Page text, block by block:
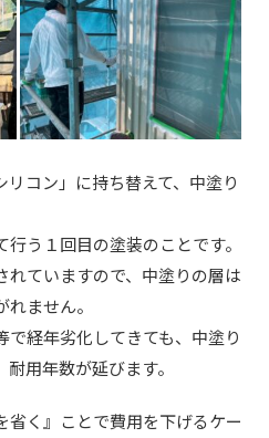
コン」に持ち替えて、中塗り
う１回目の塗装のことです。
れていますので、中塗りの層は
ません。
経年劣化してきても、中塗り
用年数が延びます。
省く』ことで費用を下げるケー